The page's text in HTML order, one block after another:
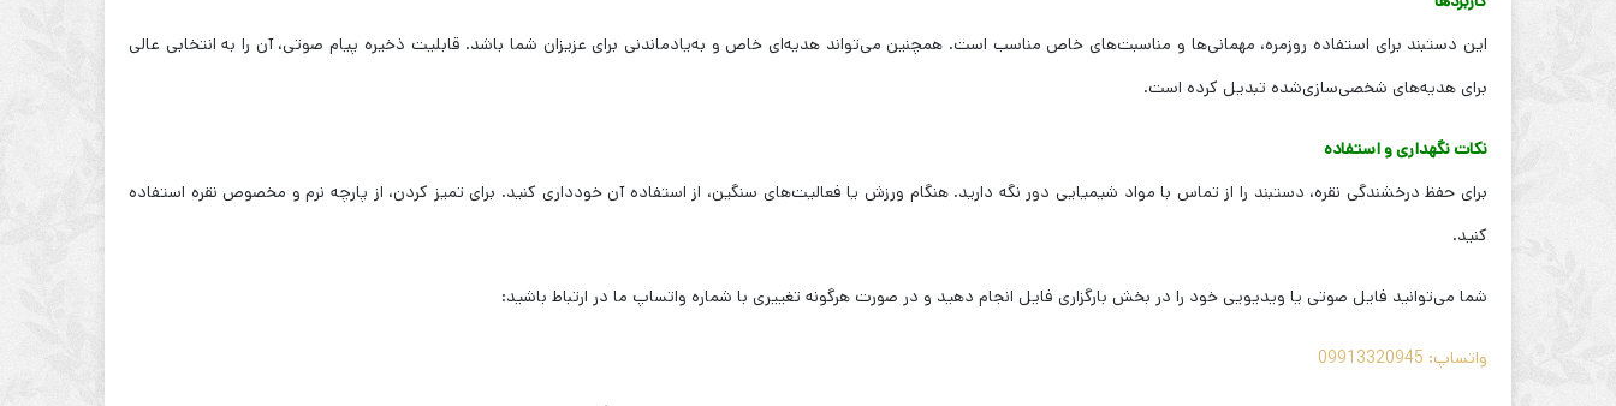
این دستبند برای استفاده روزمره، مهمانی‌ها و مناسبت‌های خاص مناسب است. همچنین می‌تواند هدیه‌ای خاص و به‌یادماندنی برای عزیزان شما باشد. قابلیت ذخیره پیام صوتی، آن را به انتخابی عالی
برای هدیه‌های شخصی‌سازی‌شده تبدیل کرده است.
نکات نگهداری و استفاده
برای حفظ درخشندگی نقره، دستبند را از تماس با مواد شیمیایی دور نگه دارید. هنگام ورزش یا فعالیت‌های سنگین، از استفاده آن خودداری کنید. برای تمیز کردن، از پارچه نرم و مخصوص نقره استفاده
کنید.
شما می‌توانید فایل صوتی یا ویدیویی خود را در بخش بارگزاری فایل انجام دهید و در صورت هرگونه تغییری با شماره واتساپ ما در ارتباط باشید:
واتساپ: 09913320945